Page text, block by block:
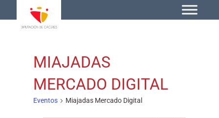
MIAJADAS
MERCADO DIGITAL
Eventos Miajadas Mercado Digital